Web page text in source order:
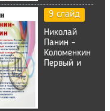
9 слайд
Николай
Панин -
Коломенкин
Первый и